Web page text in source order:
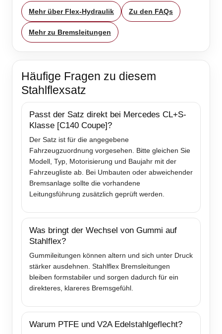
Mehr über Flex-Hydraulik Zu den FAQs
Mehr zu Bremsleitungen
Häufige Fragen zu diesem
Stahlflexsatz
Passt der Satz direkt bei Mercedes CL+S-
Klasse [C140 Coupe]?
Der Satz ist für die angegebene
Fahrzeugzuordnung vorgesehen. Bitte gleichen Sie
Modell, Typ, Motorisierung und Baujahr mit der
Fahrzeugliste ab. Bei Umbauten oder abweichender
Bremsanlage sollte die vorhandene
Leitungsführung zusätzlich geprüft werden.
Was bringt der Wechsel von Gummi auf
Stahlflex?
Gummileitungen können altern und sich unter Druck
stärker ausdehnen. Stahlflex Bremsleitungen
bleiben formstabiler und sorgen dadurch für ein
direkteres, klareres Bremsgefühl.
Warum PTFE und V2A Edelstahlgeflecht?